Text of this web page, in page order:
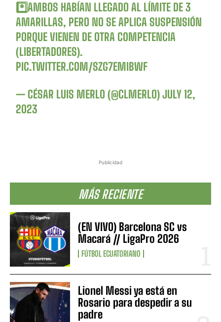
Publicidad
MÁS RECIENTE
(EN VIVO) Barcelona SC vs
Macará // LigaPro 2026
FÚTBOL ECUATORIANO
Lionel Messi ya está en
Rosario para despedir a su
padre
*️⃣AMBOS HABÍAN LLEGADO AL LÍMITE DE 3
AMARILLAS, PERO NO SE APLICA SUSPENSIÓN
PORQUE VIENEN DE OTRA COMPETENCIA
(LIBERTADORES).
PIC.TWITTER.COM/SZG7EMIBWF
— CÉSAR LUIS MERLO (@CLMERLO)JULY 12,
2023